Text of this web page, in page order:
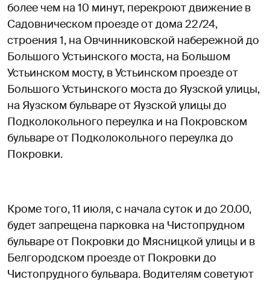
более чем на 10 минут, перекроют движение в
Садовническом проезде от дома 22/24,
строения 1, на Овчинниковской набережной до
Большого Устьинского моста, на Большом
Устьинском мосту, в Устьинском проезде от
Большого Устьинского моста до Яузской улицы,
на Яузском бульваре от Яузской улицы до
Подколокольного переулка и на Покровском
бульваре от Подколокольного переулка до
Покровки.
Кроме того, 11 июля, с начала суток и до 20.00,
будет запрещена парковка на Чистопрудном
бульваре от Покровки до Мясницкой улицы и в
Белгородском проезде от Покровки до
Чистопрудного бульвара. Водителям советуют